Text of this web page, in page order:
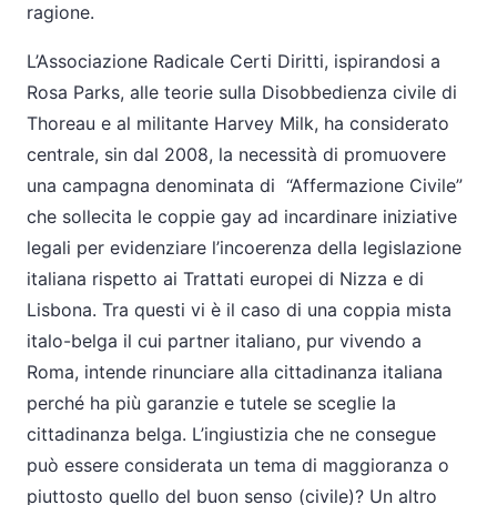
ragione.
L’Associazione Radicale Certi Diritti, ispirandosi a
Rosa Parks, alle teorie sulla Disobbedienza civile di
Thoreau e al militante Harvey Milk, ha considerato
centrale, sin dal 2008, la necessità di promuovere
una campagna denominata di “Affermazione Civile”
che sollecita le coppie gay ad incardinare iniziative
legali per evidenziare l’incoerenza della legislazione
italiana rispetto ai Trattati europei di Nizza e di
Lisbona. Tra questi vi è il caso di una coppia mista
italo-belga il cui partner italiano, pur vivendo a
Roma, intende rinunciare alla cittadinanza italiana
perché ha più garanzie e tutele se sceglie la
cittadinanza belga. L’ingiustizia che ne consegue
può essere considerata un tema di maggioranza o
piuttosto quello del buon senso (civile)? Un altro